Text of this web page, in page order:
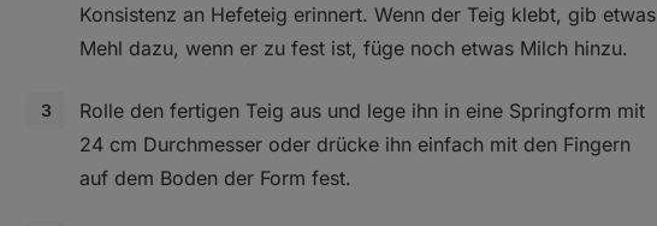
Konsistenz an Hefeteig erinnert. Wenn der Teig klebt, gib etwas
Mehl dazu, wenn er zu fest ist, füge noch etwas Milch hinzu.
Rolle den fertigen Teig aus und lege ihn in eine Springform mit
24 cm Durchmesser oder drücke ihn einfach mit den Fingern
auf dem Boden der Form fest.